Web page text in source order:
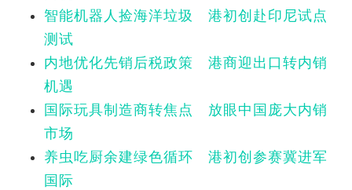
智能机器人捡海洋垃圾 港初创赴印尼试点
测试
内地优化先销后税政策 港商迎出口转内销
机遇
国际玩具制造商转焦点 放眼中国庞大内销
市场
养虫吃厨余建绿色循环 港初创参赛冀进军
国际